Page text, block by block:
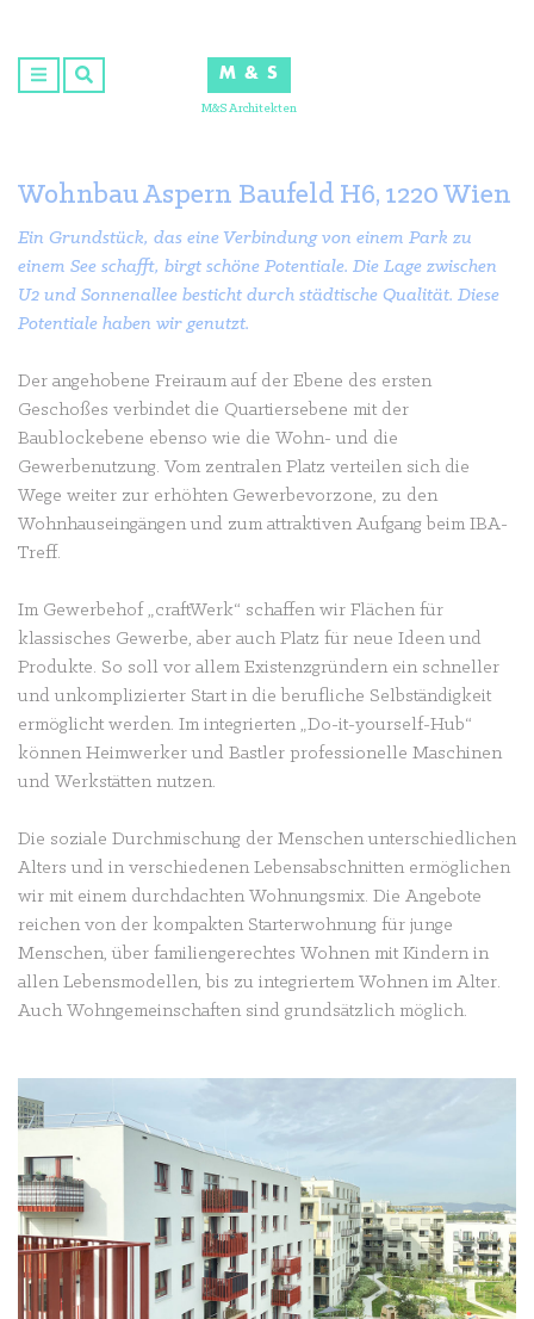
content
M & S
M&S Architekten
Wohnbau Aspern Baufeld H6, 1220 Wien
Ein Grundstück, das eine Verbindung von einem Park zu
einem See schafft, birgt schöne Potentiale. Die Lage zwischen
U2 und Sonnenallee besticht durch städtische Qualität. Diese
Potentiale haben wir genutzt.
Der angehobene Freiraum auf der Ebene des ersten
Geschoßes verbindet die Quartiersebene mit der
Baublockebene ebenso wie die Wohn- und die
Gewerbenutzung. Vom zentralen Platz verteilen sich die
Wege weiter zur erhöhten Gewerbevorzone, zu den
Wohnhauseingängen und zum attraktiven Aufgang beim IBA-
Treff.
Im Gewerbehof „craftWerk“ schaffen wir Flächen für
klassisches Gewerbe, aber auch Platz für neue Ideen und
Produkte. So soll vor allem Existenzgründern ein schneller
und unkomplizierter Start in die berufliche Selbständigkeit
ermöglicht werden. Im integrierten „Do-it-yourself-Hub“
können Heimwerker und Bastler professionelle Maschinen
und Werkstätten nutzen.
Die soziale Durchmischung der Menschen unterschiedlichen
Alters und in verschiedenen Lebensabschnitten ermöglichen
wir mit einem durchdachten Wohnungsmix. Die Angebote
reichen von der kompakten Starterwohnung für junge
Menschen, über familiengerechtes Wohnen mit Kindern in
allen Lebensmodellen, bis zu integriertem Wohnen im Alter.
Auch Wohngemeinschaften sind grundsätzlich möglich.